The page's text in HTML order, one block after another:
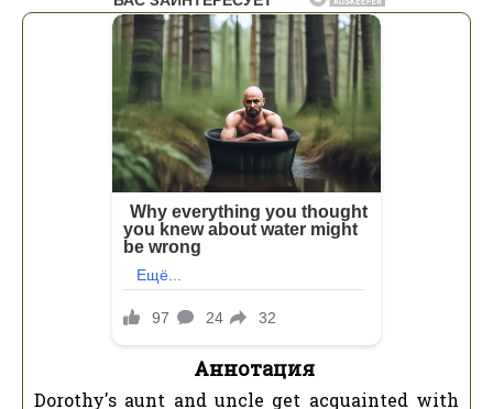
Аннотация
Dorothy's aunt and uncle get acquainted with